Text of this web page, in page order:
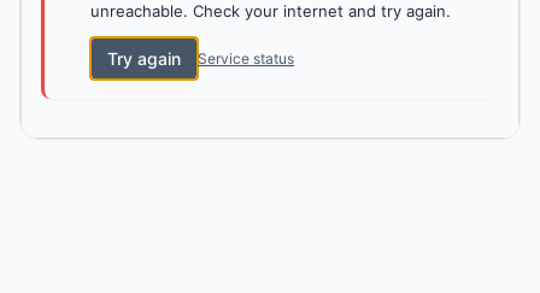
unreachable. Check your internet and try again.
Try again Service status